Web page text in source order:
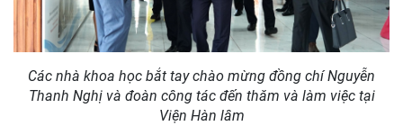
Thanh Nghị cùng đoàn công tác đến thăm và làm việc tại
Viện Hàn lâm